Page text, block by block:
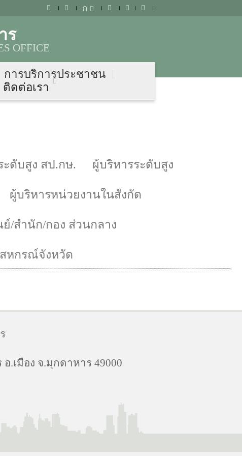
ก
ร
OFFICE
การบริการประชาชน
ติดต่อเรา
ะดับสูง สป.กษ. ผู้บริหารระดับสูง
ผู้บริหารหน่วยงานในสังกัด
/สำนัก/กอง ส่วนกลาง
หกรณ์จังหวัด
.เมือง จ.มุกดาหาร 49000